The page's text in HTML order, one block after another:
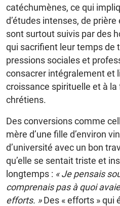
catéchumènes, ce qui
d’études intenses, de
sont surtout suivis par des
qui sacrifient leur temps de
pressions sociales et
consacrer intégralement et
croissance spirituelle et à
chrétiens.
Des conversions comme
mère d’une fille d’environ
d’université avec un bon
qu’elle se sentait triste et
longtemps : « Je pensais
comprenais pas à quoi
efforts. »Des « efforts » qui